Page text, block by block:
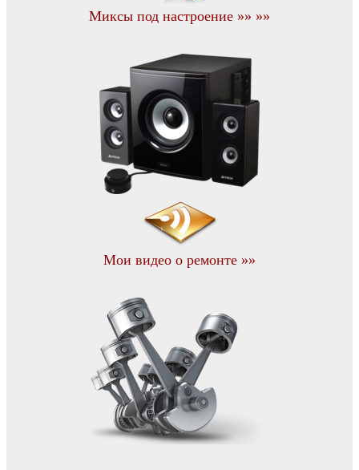
Миксы под настроение »» »»
Мои видео о ремонте »»